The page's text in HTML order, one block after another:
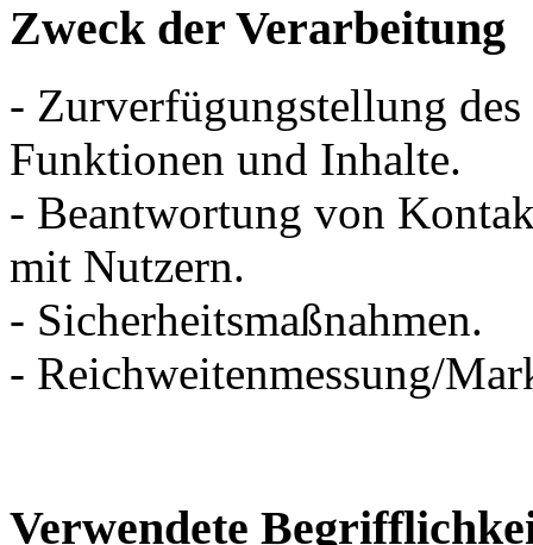
Zweck der Verarbeitung
- Zurverfügungstellung
Funktionen und Inhalte.
- Beantwortung von
mit Nutzern.
- Sicherheitsmaßnahmen.
- Reichweitenmessung/
Verwendete